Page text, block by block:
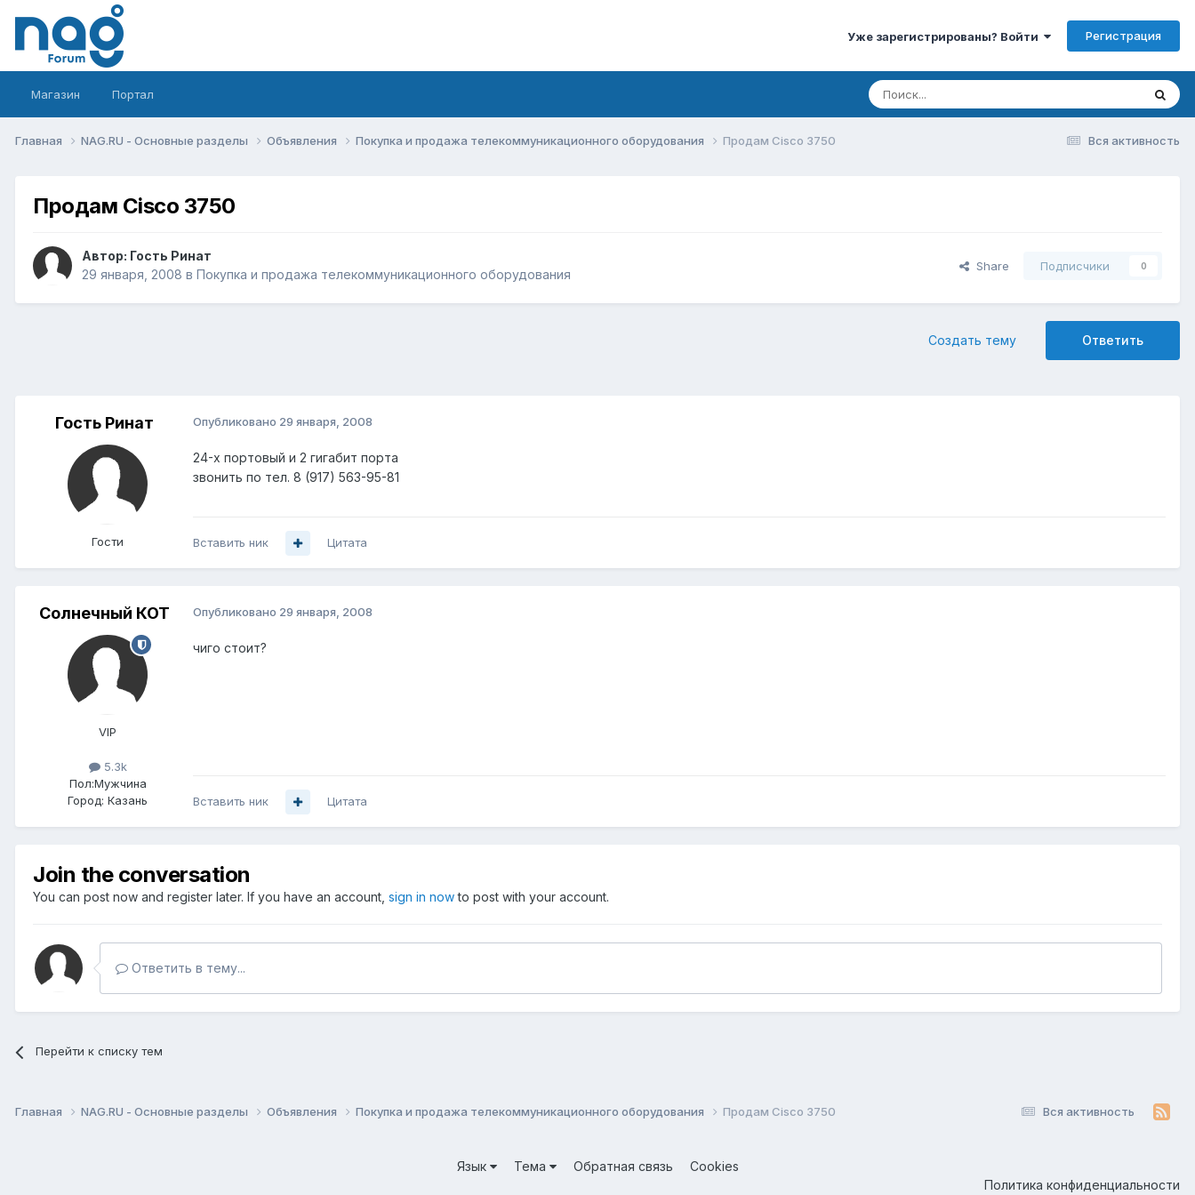
Уже зарегистрированы? Войти Регистрация
Магазин Портал
Вся активность
Главная NAG.RU - Основные разделы Объявления Покупка и продажа телекоммуникационного оборудования Продам Cisco 3750
Продам Cisco 3750
Автор: Гость Ринат
29 января, 2008 в Покупка и продажа телекоммуникационного оборудования
Share Подписчики 0
Ответить
Создать тему
Гость Ринат
Гости
Опубликовано 29 января, 2008
24-х портовый и 2 гигабит порта
звонить по тел. 8 (917) 563-95-81
Вставить ник Цитата
Солнечный КОТ
VIP
5.3k
Пол:Мужчина
Город: Казань
Опубликовано 29 января, 2008
чиго стоит?
Вставить ник Цитата
Join the conversation
You can post now and register later. If you have an account, sign in nowto post with your account.
Ответить в тему...
Перейти к списку тем
Вся активность
Главная NAG.RU - Основные разделы Объявления Покупка и продажа телекоммуникационного оборудования Продам Cisco 3750
Язык Тема Обратная связь
Cookies
Политика конфиденциальности